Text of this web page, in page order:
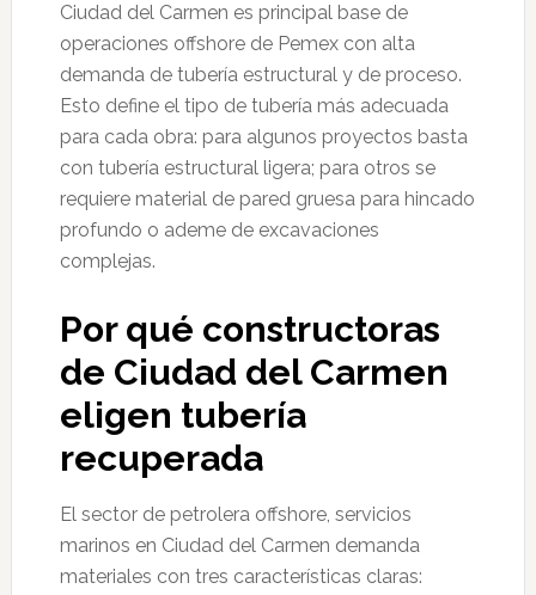
Ciudad del Carmen es principal base de
operaciones offshore de Pemex con alta
demanda de tubería estructural y de proceso.
Esto define el tipo de tubería más adecuada
para cada obra: para algunos proyectos basta
con tubería estructural ligera; para otros se
requiere material de pared gruesa para hincado
profundo o ademe de excavaciones
complejas.
Por qué constructoras
de Ciudad del Carmen
eligen tubería
recuperada
El sector de petrolera offshore, servicios
marinos en Ciudad del Carmen demanda
materiales con tres características claras: